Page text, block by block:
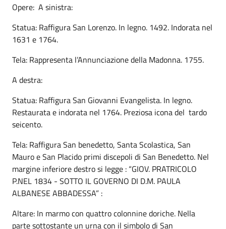
Opere: A sinistra:
Statua: Raffigura San Lorenzo. In legno. 1492. Indorata nel
1631 e 1764.
Tela: Rappresenta l’Annunciazione della Madonna. 1755.
A destra:
Statua: Raffigura San Giovanni Evangelista. In legno.
Restaurata e indorata nel 1764. Preziosa icona del tardo
seicento.
Tela: Raffigura San benedetto, Santa Scolastica, San
Mauro e San Placido primi discepoli di San Benedetto. Nel
margine inferiore destro si legge : “GIOV. PRATRICOLO
P.NEL 1834 - SOTTO IL GOVERNO DI D.M. PAULA
ALBANESE ABBADESSA” :
Altare: In marmo con quattro colonnine doriche. Nella
parte sottostante un urna con il simbolo di San